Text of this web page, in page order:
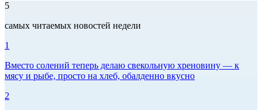
5
самых читаемых новостей недели
1
Вместо солений теперь делаю свекольную хреновину — к
мясу и рыбе, просто на хлеб, обалденно вкусно
2